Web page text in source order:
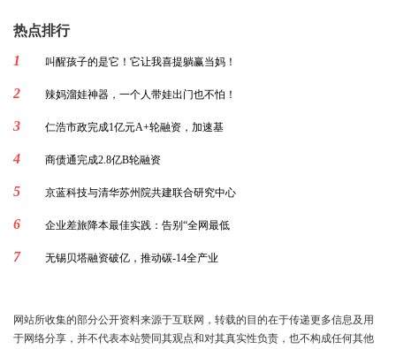
热点排行
1
叫醒孩子的是它！它让我喜提躺赢当妈！
2 辣妈溜娃神器，一个人带娃出门也不怕！
3 仁浩市政完成1亿元A+轮融资，加速基
4 商债通完成2.8亿B轮融资
5 京蓝科技与清华苏州院共建联合研究中心
6 企业差旅降本最佳实践：告别“全网最低
7 无锡贝塔融资破亿，推动碳-14全产业
网站所收集的部分公开资料来源于互联网，转载的目的在于传递更多信息及用
于网络分享，并不代表本站赞同其观点和对其真实性负责，也不构成任何其他